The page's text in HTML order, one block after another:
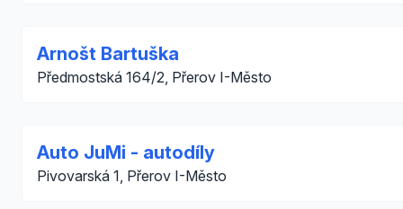
Arnošt Bartuška
Předmostská 164/2, Přerov I-Město
Auto JuMi - autodíly
Pivovarská 1, Přerov I-Město